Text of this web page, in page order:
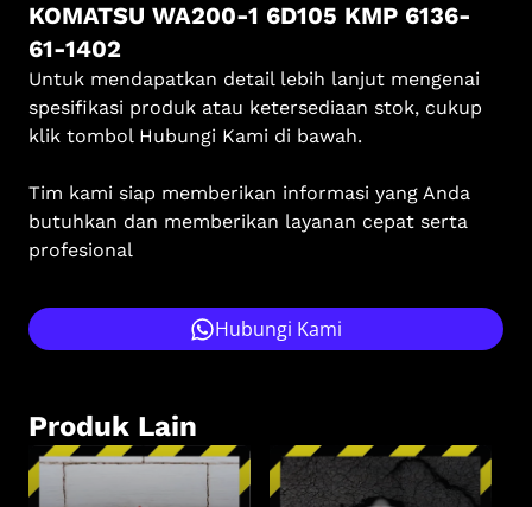
KOMATSU WA200-1 6D105 KMP 6136-
61-1402
Untuk mendapatkan detail lebih lanjut mengenai
spesifikasi produk atau ketersediaan stok, cukup
klik tombol Hubungi Kami di bawah.
Tim kami siap memberikan informasi yang Anda
butuhkan dan memberikan layanan cepat serta
profesional
Hubungi Kami
Produk Lain